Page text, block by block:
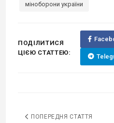
міноборони україни
ПОДІЛИТИСЯ
ЦІЄЮ СТАТТЕЮ:
ПОПЕРЕДНЯ СТАТТЯ